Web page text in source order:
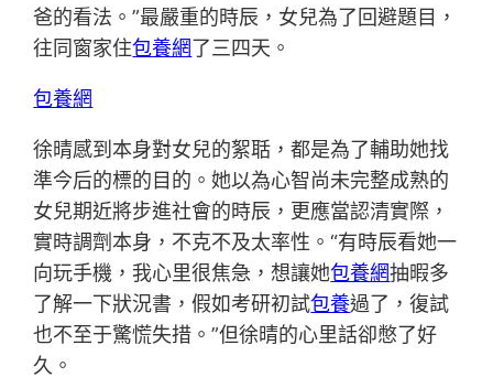
爸的看法。”最嚴重的時辰，女兒為了回避題目，
往同窗家住包養網了三四天。
包養網
徐晴感到本身對女兒的絮聒，都是為了輔助她找
準今后的標的目的。她以為心智尚未完整成熟的
女兒期近將步進社會的時辰，更應當認清實際，
實時調劑本身，不克不及太率性。“有時辰看她一
向玩手機，我心里很焦急，想讓她包養網抽暇多
了解一下狀況書，假如考研初試包養過了，復試
也不至于驚慌失措。”但徐晴的心里話卻憋了好
久。